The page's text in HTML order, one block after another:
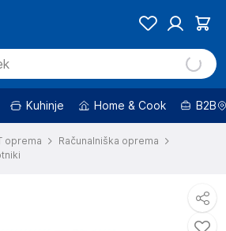
Kuhinje Home & Cook B2B
oprema
Računalniška oprema